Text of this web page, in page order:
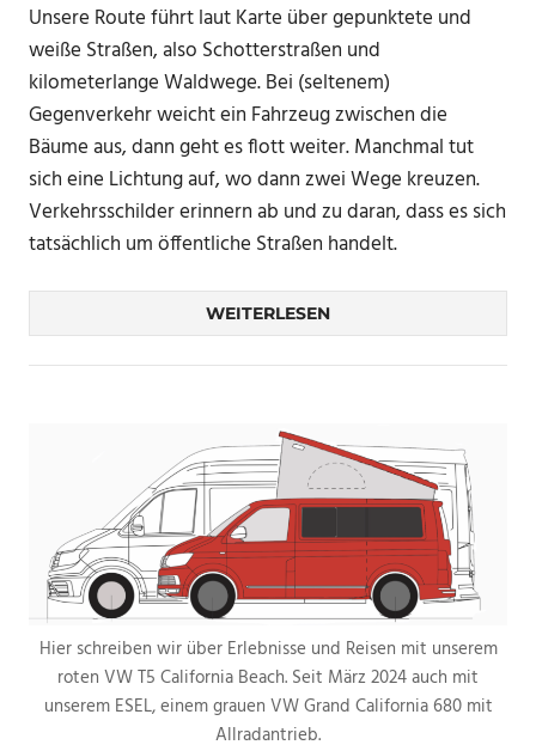
Unsere Route führt laut Karte über gepunktete und
weiße Straßen, also Schotterstraßen und
kilometerlange Waldwege. Bei (seltenem)
Gegenverkehr weicht ein Fahrzeug zwischen die
Bäume aus, dann geht es flott weiter. Manchmal tut
sich eine Lichtung auf, wo dann zwei Wege kreuzen.
Verkehrsschilder erinnern ab und zu daran, dass es sich
tatsächlich um öffentliche Straßen handelt.
WEITERLESEN
Hier schreiben wir über Erlebnisse und Reisen mit unserem
roten VW T5 California Beach. Seit März 2024 auch mit
unserem ESEL, einem grauen VW Grand California 680 mit
Allradantrieb.